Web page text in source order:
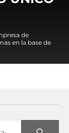
de
en la base de